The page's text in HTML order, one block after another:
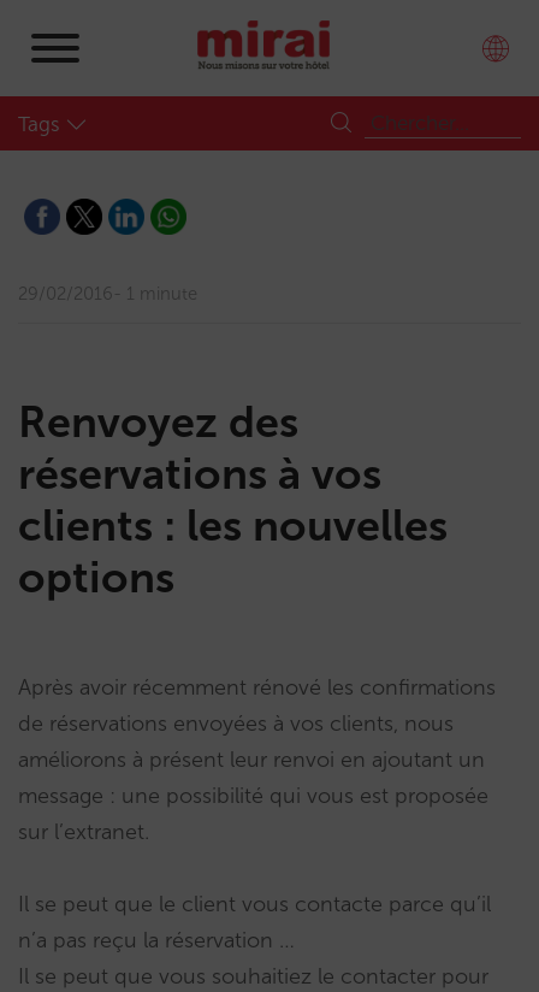
Tags
29/02/2016 1 minute
Renvoyez des
réservations à vos
clients : les nouvelles
options
Après avoir récemment rénové les confirmations
de réservations envoyées à vos clients, nous
améliorons à présent leur renvoi en ajoutant un
message : une possibilité qui vous est proposée
sur l’extranet.
Il se peut que le client vous contacte parce qu’il
n’a pas reçu la réservation …
Il se peut que vous souhaitiez le contacter pour